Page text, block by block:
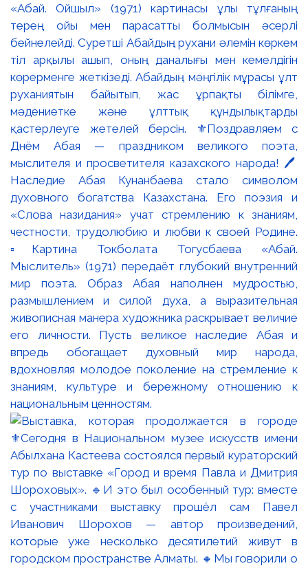
«Абай. Ойшыл» (1971) картинасы ұлы тұлғаның
терең ойы мен парасатты болмысын әсерлі
бейнелейді. Суретші Абайдың рухани әлемін көркем
тіл арқылы ашып, оның даналығы мен кемелдігін
көрерменге жеткізеді. Абайдың мәңгілік мұрасы ұлт
руханиятын байытып, жас ұрпақты білімге,
мәдениетке және ұлттық құндылықтарды
қастерлеуге жетелей берсін. ⚜️Поздравляем с
Днём Абая — праздником великого поэта,
мыслителя и просветителя казахского народа! 🖊️
Наследие Абая Кунанбаева стало символом
духовного богатства Казахстана. Его поэзия и
«Слова назидания» учат стремлению к знаниям,
честности, трудолюбию и любви к своей Родине.
▫️Картина Токболата Тогусбаева «Абай.
Мыслитель» (1971) передаёт глубокий внутренний
мир поэта. Образ Абая наполнен мудростью,
размышлением и силой духа, а выразительная
живописная манера художника раскрывает величие
его личности. Пусть великое наследие Абая и
впредь обогащает духовный мир народа,
вдохновляя молодое поколение на стремление к
знаниям, культуре и бережному отношению к
национальным ценностям.